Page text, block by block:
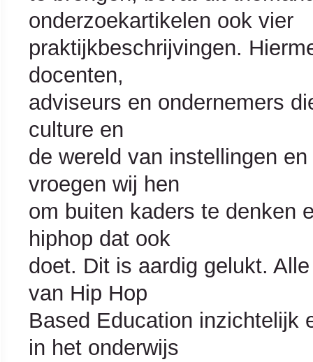
onderzoekartikelen ook vier
praktijkbeschrijvingen.
docenten,
adviseurs en ondernemers
culture en
de wereld van instellingen
vroegen wij hen
om buiten kaders te denken
hiphop dat ook
doet. Dit is aardig gelukt.
van Hip Hop
Based Education inzichtelijk
in het onderwijs